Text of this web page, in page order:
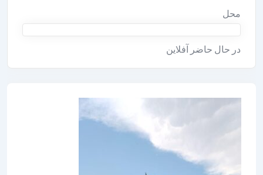
محل
در حال حاضر آفلاین